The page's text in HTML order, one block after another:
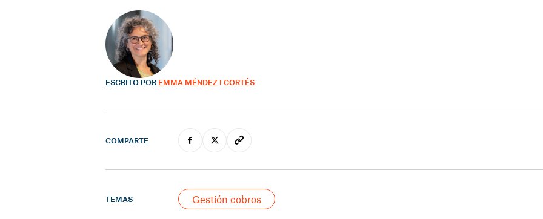
ESCRITO POR EMMA MÉNDEZ I CORTÉS
COMPARTE
TEMAS Gestión cobros